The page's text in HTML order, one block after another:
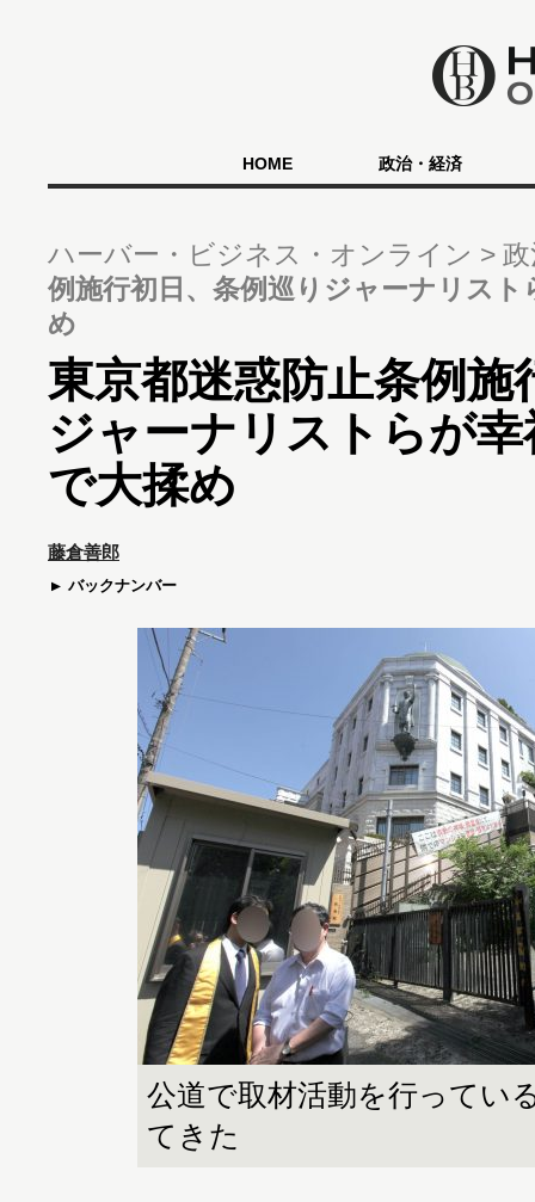
HOME 政治・経済
ハーバー・ビジネス・オンライン
例施行初日、条例巡りジャーナリス
め
東京都迷惑防止条例施
ジャーナリストらが
で大揉め
藤倉善郎
バックナンバー
公道で取材活動を行ってい
てきた